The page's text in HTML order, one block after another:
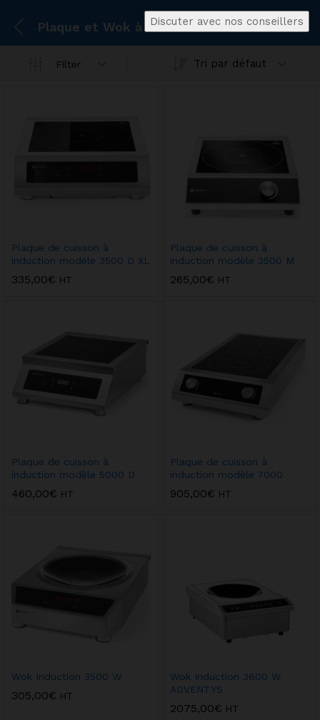
Plaque et Wok à induction
Filter Tri par défaut
Plaque de cuisson à
induction modèle 3500 D XL
335,00€ HT
Plaque de cuisson à
induction modèle 3500 M
265,00€ HT
Plaque de cuisson à
induction modèle 5000 D
460,00€ HT
Plaque de cuisson à
induction modèle 7000
905,00€ HT
Wok Induction 3500 W
305,00€ HT
Wok Induction 3600 W
ADVENTYS
2075,00€ HT
Discuter avec nos conseillers